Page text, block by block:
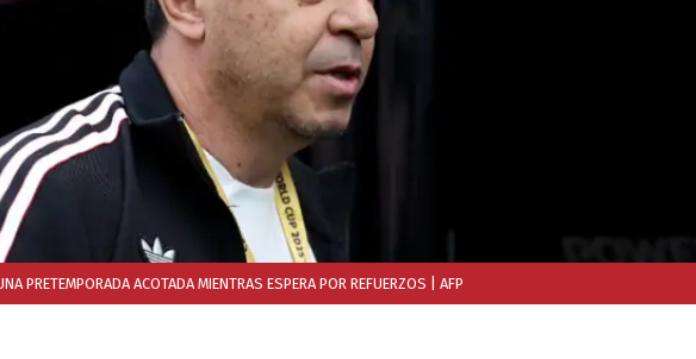
PRETEMPORADA ACOTADA MIENTRAS ESPERA POR REFUERZOS | AFP